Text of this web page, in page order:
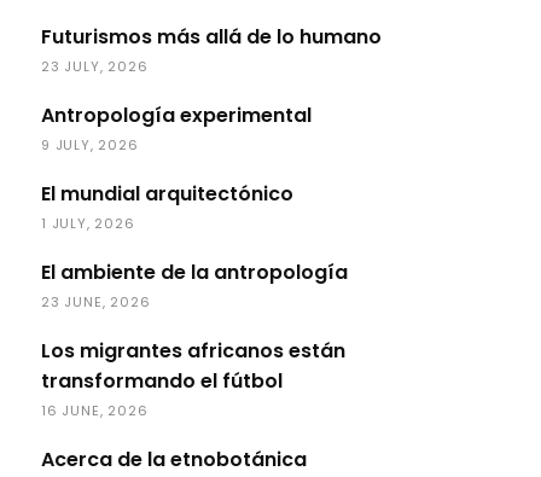
Futurismos más allá de lo humano
23 JULY, 2026
Antropología experimental
9 JULY, 2026
El mundial arquitectónico
1 JULY, 2026
El ambiente de la antropología
23 JUNE, 2026
Los migrantes africanos están
transformando el fútbol
16 JUNE, 2026
Acerca de la etnobotánica